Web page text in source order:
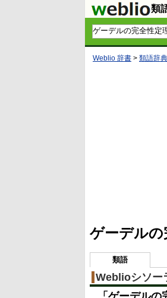
類
Weblio 辞書 > 類語辞典
ゲーデルの
類語
Weblioシソー